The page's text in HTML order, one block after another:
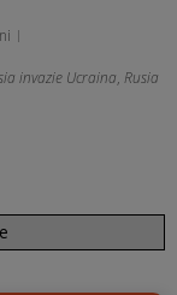
invazie Ucraina, Rusia